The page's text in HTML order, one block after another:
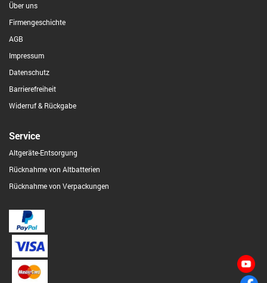
Über uns
Firmengeschichte
AGB
Impressum
Datenschutz
Barrierefreiheit
Widerruf & Rückgabe
Service
Altgeräte-Entsorgung
Rücknahme von Altbatterien
Rücknahme von Verpackungen